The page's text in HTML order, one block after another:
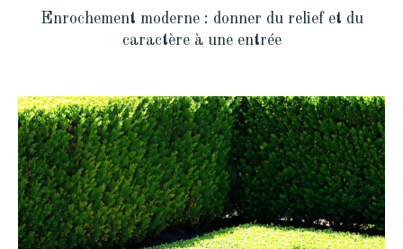
Enrochement moderne : donner du relief et du
caractère à une entrée